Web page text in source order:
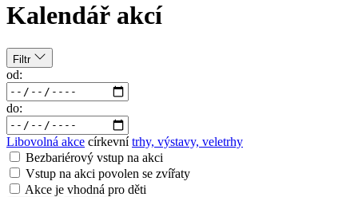
Kalendář akcí
Filtr
od:
do:
Libovolná akce církevní trhy, výstavy, veletrhy
Bezbariérový vstup na akci
Vstup na akci povolen se zvířaty
Akce je vhodná pro děti